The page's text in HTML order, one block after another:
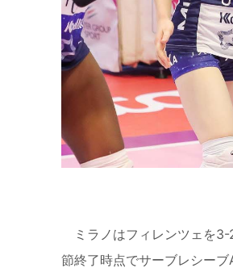
ミラノはフィレンツェを3-
節終了時点でサーブレシーブ